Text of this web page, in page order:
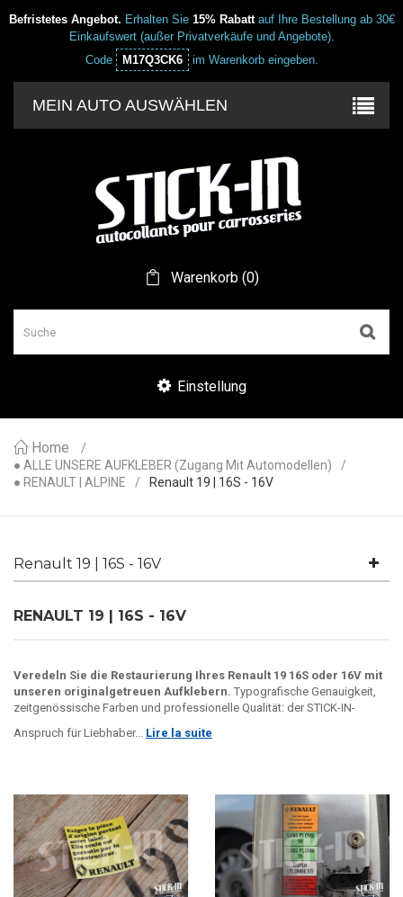
Befristetes Angebot. Erhalten Sie 15% Rabattauf Ihre Bestellung ab 30€
Einkaufswert (außer Privatverkäufe und Angebote).
Code
M17Q3CK6 im Warenkorb eingeben.
MEIN AUTO AUSWÄHLEN
Warenkorb(0)
Einstellung
Home
● ALLE UNSERE AUFKLEBER (Zugang Mit Automodellen)
● RENAULT | ALPINE
Renault 19 | 16S - 16V
Renault 19 | 16S - 16V
RENAULT 19 | 16S - 16V
Veredeln Sie die Restaurierung Ihres Renault 19 16S oder 16V mit
unseren originalgetreuen Aufklebern. Typografische Genauigkeit,
zeitgenössische Farben und professionelle Qualität: der STICK-IN-
Anspruch für Liebhaber... Lire la suite